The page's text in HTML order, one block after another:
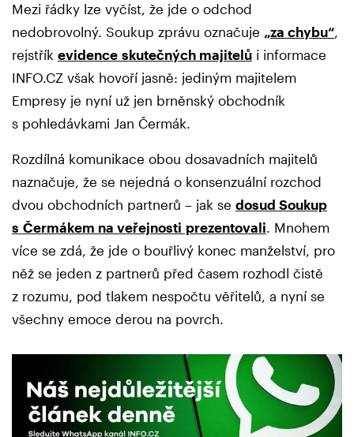
Mezi řádky lze vyčíst, že jde o odchod
nedobrovolný. Soukup zprávu označuje „za chybu“,
rejstřík evidence skutečných majitelů i informace
INFO.CZ však hovoří jasně: jediným majitelem
Empresy je nyní už jen brněnský obchodník
s pohledávkami Jan Čermák.
Rozdílná komunikace obou dosavadních majitelů
naznačuje, že se nejedná o konsenzuální rozchod
dvou obchodních partnerů – jak se dosud Soukup
s Čermákem na veřejnosti prezentovali. Mnohem
více se zdá, že jde o bouřlivý konec manželství, pro
něž se jeden z partnerů před časem rozhodl čistě
z rozumu, pod tlakem nespočtu věřitelů, a nyní se
všechny emoce derou na povrch.